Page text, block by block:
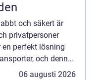
och säkert är
privatpersoner
en perfekt lösning
och denna
06 augusti 2026